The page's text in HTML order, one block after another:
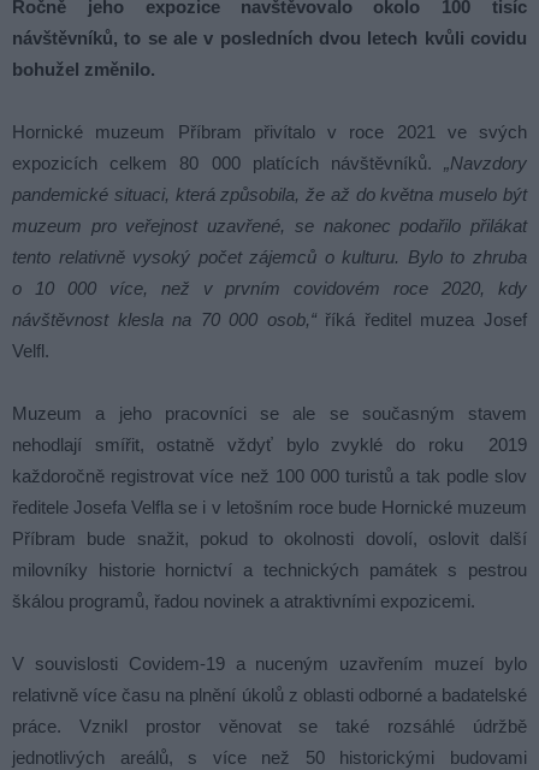
Ročně jeho expozice navštěvovalo okolo 100 tisíc
návštěvníků, to se ale v posledních dvou letech kvůli covidu
bohužel změnilo.
Hornické muzeum Příbram přivítalo v roce 2021 ve svých
expozicích celkem 80 000 platících návštěvníků. „Navzdory
pandemické situaci, která způsobila, že až do května muselo být
muzeum pro veřejnost uzavřené, se nakonec podařilo přilákat
tento relativně vysoký počet zájemců o kulturu. Bylo to zhruba
o 10 000 více, než v prvním covidovém roce 2020, kdy
návštěvnost klesla na 70 000 osob,“říká ředitel muzea Josef
Velfl.
Muzeum a jeho pracovníci se ale se současným stavem
nehodlají smířit, ostatně vždyť bylo zvyklé do roku 2019
každoročně registrovat více než 100 000 turistů a tak podle slov
ředitele Josefa Velfla se i v letošním roce bude Hornické muzeum
Příbram bude snažit, pokud to okolnosti dovolí, oslovit další
milovníky historie hornictví a technických památek s pestrou
škálou programů, řadou novinek a atraktivními expozicemi.
V souvislosti Covidem-19 a nuceným uzavřením muzeí bylo
relativně více času na plnění úkolů z oblasti odborné a badatelské
práce. Vznikl prostor věnovat se také rozsáhlé údržbě
jednotlivých areálů, s více než 50 historickými budovami